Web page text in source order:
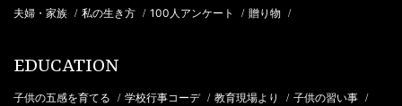
夫婦・家族 / 私の生き方 / 100人アンケート / 贈り物 /
EDUCATION
子供の五感を育てる / 学校行事コーデ / 教育現場より / 子供の習い事 /